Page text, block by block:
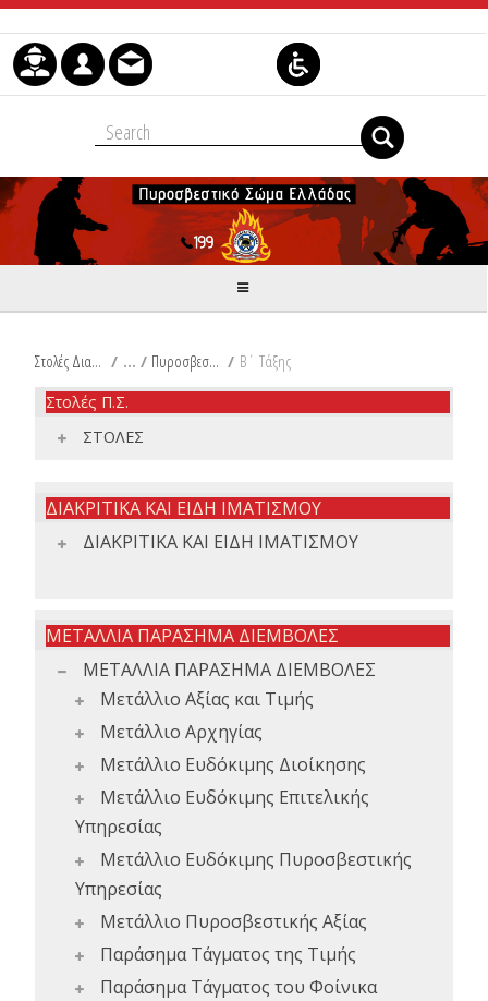
Skip to Content
Στολές Διακριτικά Είδη Ιματισμού Π.Σ. / Πυροσβεστικός Σταυρός / Β΄ Τάξης
Στολές Π.Σ.
ΣΤΟΛΕΣ
ΔΙΑΚΡΙΤΙΚΑ ΚΑΙ ΕΙΔΗ ΙΜΑΤΙΣΜΟΥ
ΔΙΑΚΡΙΤΙΚΑ ΚΑΙ ΕΙΔΗ ΙΜΑΤΙΣΜΟΥ
ΜΕΤΑΛΛΙΑ ΠΑΡΑΣΗΜΑ ΔΙΕΜΒΟΛΕΣ
ΜΕΤΑΛΛΙΑ ΠΑΡΑΣΗΜΑ ΔΙΕΜΒΟΛΕΣ
Μετάλλιο Αξίας και Τιμής
Μετάλλιο Αρχηγίας
Μετάλλιο Ευδόκιμης Διοίκησης
Μετάλλιο Ευδόκιμης Επιτελικής
Υπηρεσίας
Μετάλλιο Ευδόκιμης Πυροσβεστικής
Υπηρεσίας
Μετάλλιο Πυροσβεστικής Αξίας
Παράσημα Τάγματος της Τιμής
Παράσημα Τάγματος του Φοίνικα